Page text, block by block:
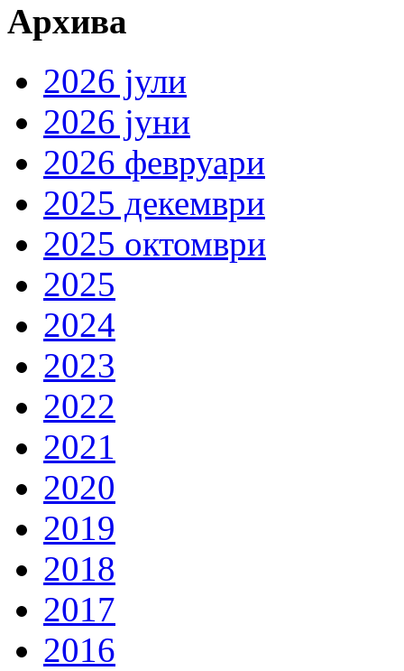
Архива
2026 јули
2026 јуни
2026 февруари
2025 декември
2025 октомври
2025
2024
2023
2022
2021
2020
2019
2018
2017
2016